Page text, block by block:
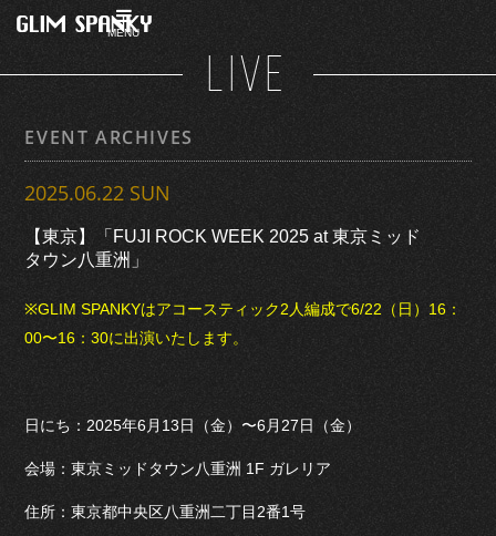
MENU
LIVE
EVENT ARCHIVES
2025.06.22 SUN
【東京】「FUJI ROCK WEEK 2025 at 東京ミッド
タウン八重洲」
※GLIM SPANKYはアコースティック2人編成で6/22（日）16：
00〜16：30に出演いたします。
日にち：2025年6月13日（金）〜6月27日（金）
会場：東京ミッドタウン八重洲 1F ガレリア
住所：東京都中央区八重洲二丁目2番1号